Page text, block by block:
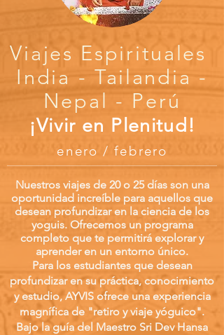
Viajes Espirituales
India - Tailandia -
Nepal - Perú
¡Vivir en Plenitud!
enero / febrero
Nuestros viajes de 20 o 25 días son una
oportunidad increíble para aquellos que
desean profundizar en la ciencia de los
yoguis. Ofrecemos un programa
completo que te permitirá explorar y
aprender en un entorno único.
Para los estudiantes que desean
profundizar en su práctica, conocimiento
y estudio, AYVIS ofrece una experiencia
magnífica de "retiro y viaje yóguico".
Bajo la guía del Maestro Sri Dev Hansa